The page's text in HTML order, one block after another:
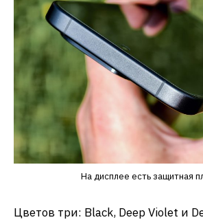
На дисплее есть защитная
Цветов три: Black, Deep Violet и